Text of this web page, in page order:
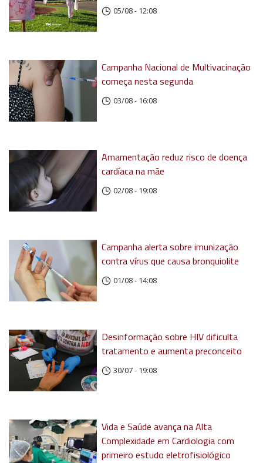
05/08 - 12:08
Campanha Nacional de Multivacinação
começa nesta segunda
03/08 - 16:08
Amamentação reduz risco de doença
cardíaca na mãe
02/08 - 19:08
Campanha alerta sobre imunização
contra vírus que causa bronquiolite
01/08 - 14:08
Desinformação sobre HIV dificulta
tratamento e aumenta preconceito
30/07 - 19:08
Vida e Saúde avança na Alta
Complexidade em Cardiologia com
primeiro estudo eletrofisiológico